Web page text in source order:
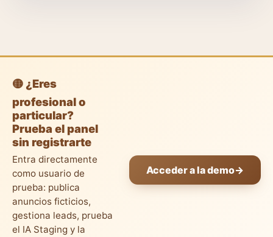
🟡 ¿Eres
profesional o
particular?
Prueba el panel
sin registrarte
Entra directamente
como usuario de
prueba: publica
anuncios ficticios,
gestiona leads, prueba
el IA Staging y la
Acceder a la demo→